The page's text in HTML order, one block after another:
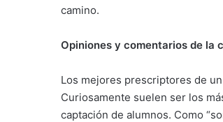
camino.
Opiniones y comentarios de la
Los mejores prescriptores de
Curiosamente suelen ser los
captación de alumnos. Como